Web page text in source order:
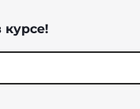
курсе!